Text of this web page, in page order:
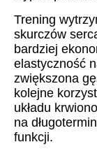
Trening
skurczów
bardziej
elastyczność
zwiększona
kolejne
układu
na
funkcji.